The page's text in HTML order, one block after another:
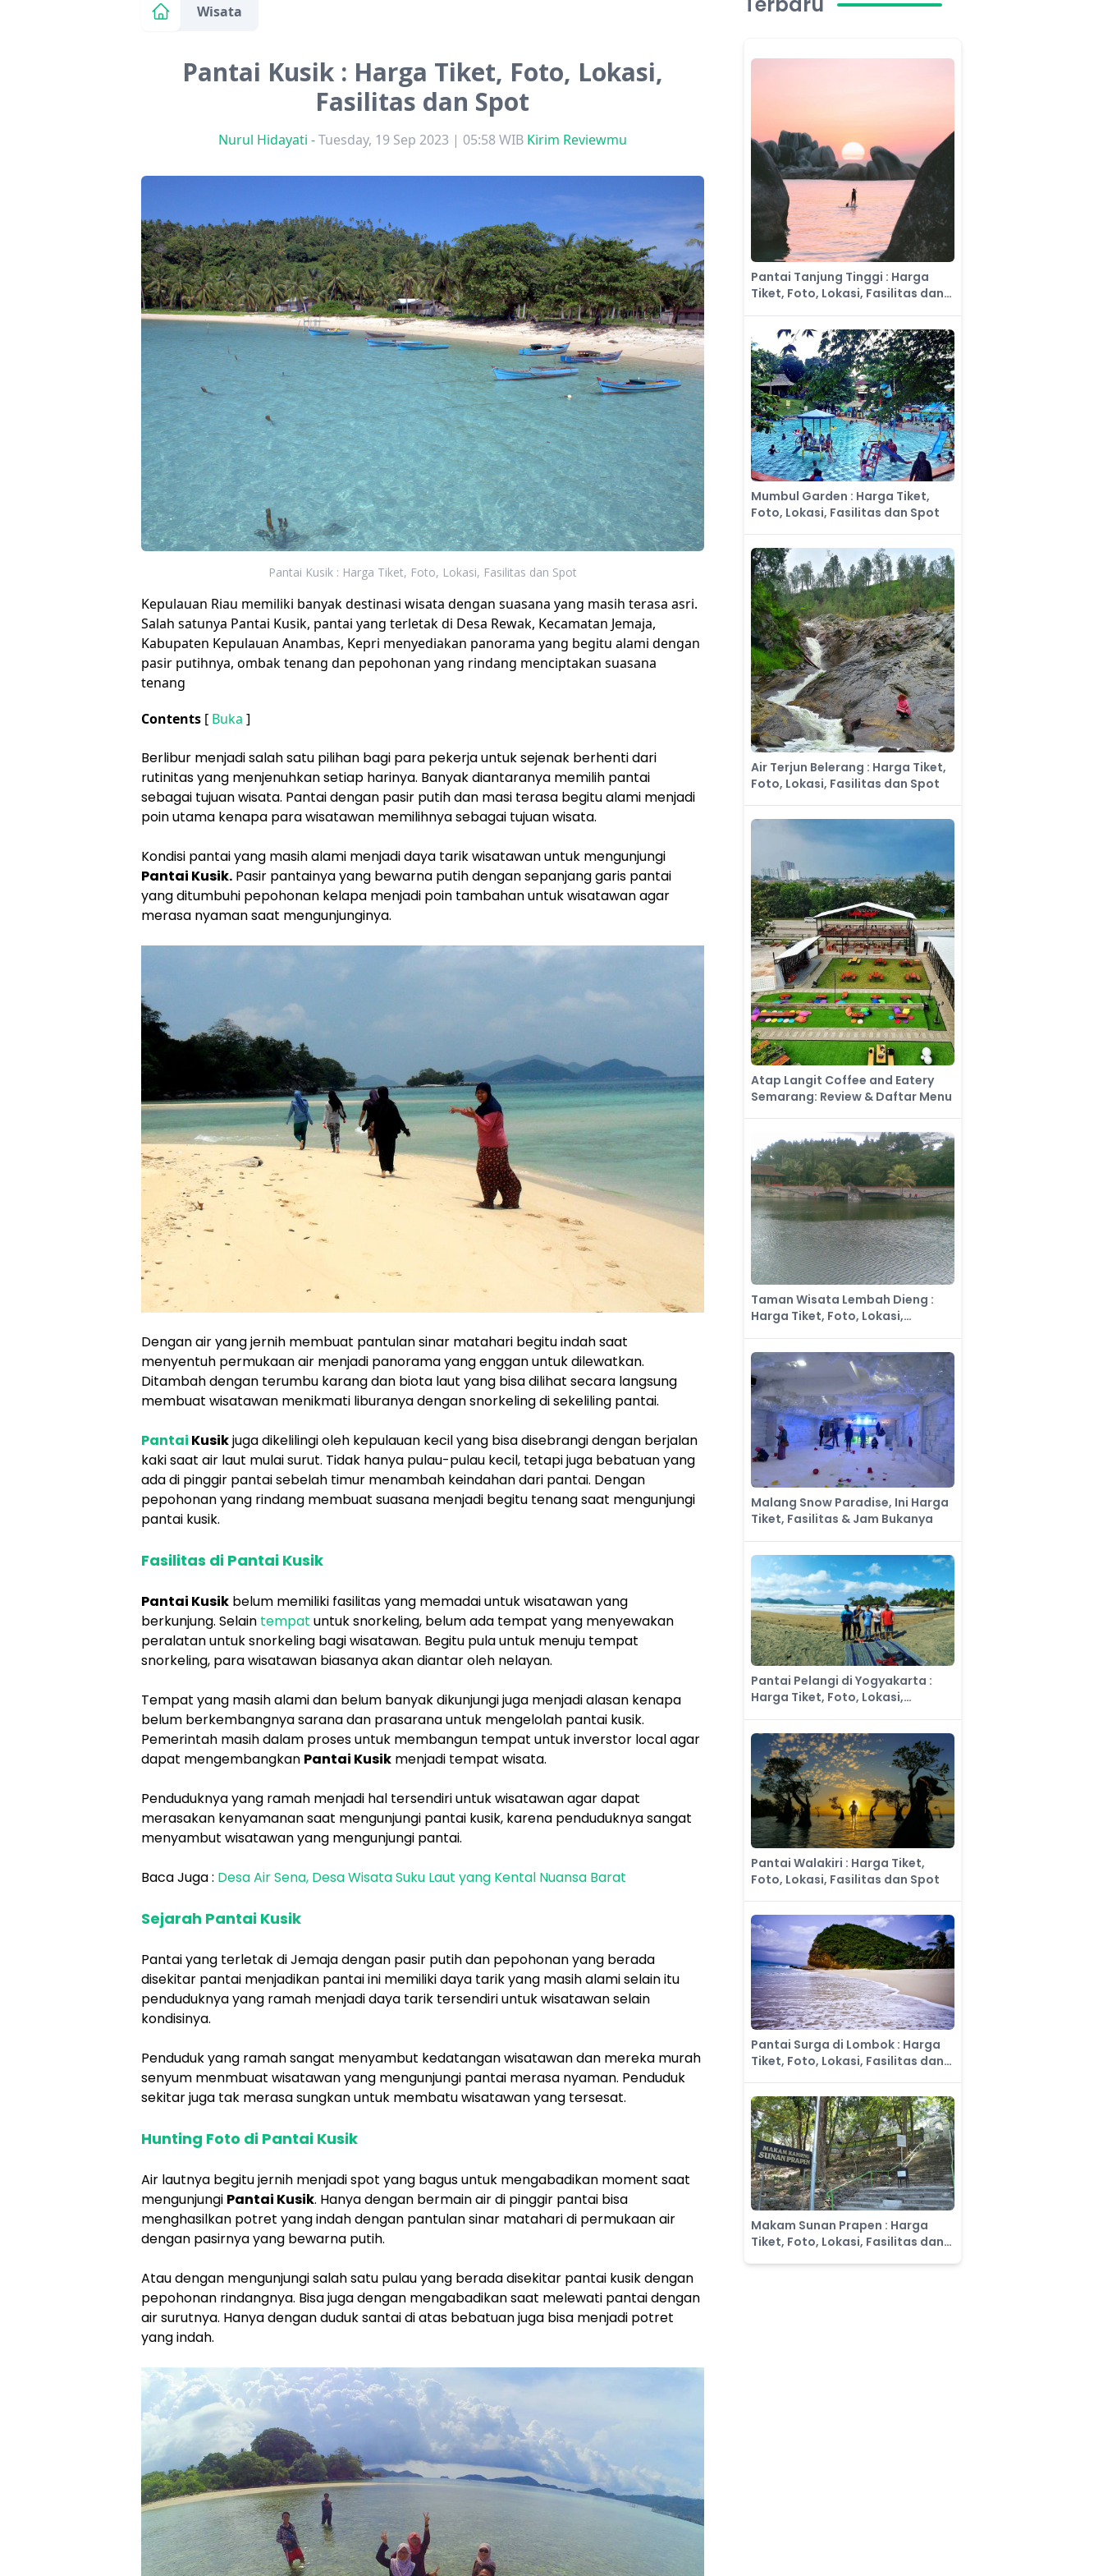
Wisata
Pantai Kusik : Harga Tiket, Foto, Lokasi,
Fasilitas dan Spot
Nurul Hidayati -Tuesday, 19 Sep 2023 | 05:58 WIB Kirim Reviewmu
Pantai Kusik : Harga Tiket, Foto, Lokasi, Fasilitas dan Spot
Kepulauan Riau memiliki banyak destinasi wisata dengan suasana yang masih terasa asri.
Salah satunya Pantai Kusik, pantai yang terletak di Desa Rewak, Kecamatan Jemaja​,
Kabupaten Kepulauan Anambas, Kepri menyediakan panorama yang begitu alami dengan
pasir putihnya, ombak tenang dan pepohonan yang rindang menciptakan suasana
tenang
Contents [ Buka ]
Berlibur menjadi salah satu pilihan bagi para pekerja untuk sejenak berhenti dari
rutinitas yang menjenuhkan setiap harinya. Banyak diantaranya memilih pantai
sebagai tujuan wisata. Pantai dengan pasir putih dan masi terasa begitu alami menjadi
poin utama kenapa para wisatawan memilihnya sebagai tujuan wisata.
Kondisi pantai yang masih alami menjadi daya tarik wisatawan untuk mengunjungi
Pantai Kusik. Pasir pantainya yang bewarna putih dengan sepanjang garis pantai
yang ditumbuhi pepohonan kelapa menjadi poin tambahan untuk wisatawan agar
merasa nyaman saat mengunjunginya.
Dengan air yang jernih membuat pantulan sinar matahari begitu indah saat
menyentuh permukaan air menjadi panorama yang enggan untuk dilewatkan.
Ditambah dengan terumbu karang dan biota laut yang bisa dilihat secara langsung
membuat wisatawan menikmati liburanya dengan snorkeling di sekeliling pantai.
Pantai Kusikjuga dikelilingi oleh kepulauan kecil yang bisa disebrangi dengan berjalan
kaki saat air laut mulai surut. Tidak hanya pulau-pulau kecil, tetapi juga bebatuan yang
ada di pinggir pantai sebelah timur menambah keindahan dari pantai. Dengan
pepohonan yang rindang membuat suasana menjadi begitu tenang saat mengunjungi
pantai kusik.
Fasilitas di Pantai Kusik
Pantai Kusik belum memiliki fasilitas yang memadai untuk wisatawan yang
berkunjung. Selain tempat untuk snorkeling, belum ada tempat yang menyewakan
peralatan untuk snorkeling bagi wisatawan. Begitu pula untuk menuju tempat
snorkeling, para wisatawan biasanya akan diantar oleh nelayan.
Tempat yang masih alami dan belum banyak dikunjungi juga menjadi alasan kenapa
belum berkembangnya sarana dan prasarana untuk mengelolah pantai kusik.
Pemerintah masih dalam proses untuk membangun tempat untuk inverstor local agar
dapat mengembangkan Pantai Kusik menjadi tempat wisata.
Penduduknya yang ramah menjadi hal tersendiri untuk wisatawan agar dapat
merasakan kenyamanan saat mengunjungi pantai kusik, karena penduduknya sangat
menyambut wisatawan yang mengunjungi pantai.
Baca Juga : Desa Air Sena, Desa Wisata Suku Laut yang Kental Nuansa Barat
Sejarah Pantai Kusik
Pantai yang terletak di Jemaja dengan pasir putih dan pepohonan yang berada
disekitar pantai menjadikan pantai ini memiliki daya tarik yang masih alami selain itu
penduduknya yang ramah menjadi daya tarik tersendiri untuk wisatawan selain
kondisinya.
Penduduk yang ramah sangat menyambut kedatangan wisatawan dan mereka murah
senyum menmbuat wisatawan yang mengunjungi pantai merasa nyaman. Penduduk
sekitar juga tak merasa sungkan untuk membatu wisatawan yang tersesat.
Hunting Foto di Pantai Kusik
Air lautnya begitu jernih menjadi spot yang bagus untuk mengabadikan moment saat
mengunjungi Pantai Kusik. Hanya dengan bermain air di pinggir pantai bisa
menghasilkan potret yang indah dengan pantulan sinar matahari di permukaan air
dengan pasirnya yang bewarna putih.
Atau dengan mengunjungi salah satu pulau yang berada disekitar pantai kusik dengan
pepohonan rindangnya. Bisa juga dengan mengabadikan saat melewati pantai dengan
air surutnya. Hanya dengan duduk santai di atas bebatuan juga bisa menjadi potret
yang indah.
Pantai Tanjung Tinggi : Harga
Tiket, Foto, Lokasi, Fasilitas dan
Mumbul Garden : Harga Tiket,
Foto, Lokasi, Fasilitas dan Spot
Air Terjun Belerang : Harga Tiket,
Foto, Lokasi, Fasilitas dan Spot
Atap Langit Coffee and Eatery
Semarang: Review & Daftar Menu
Taman Wisata Lembah Dieng :
Harga Tiket, Foto, Lokasi,
Malang Snow Paradise, Ini Harga
Tiket, Fasilitas & Jam Bukanya
Pantai Pelangi di Yogyakarta :
Harga Tiket, Foto, Lokasi,
Pantai Walakiri : Harga Tiket,
Foto, Lokasi, Fasilitas dan Spot
Pantai Surga di Lombok : Harga
Tiket, Foto, Lokasi, Fasilitas dan
Makam Sunan Prapen : Harga
Tiket, Foto, Lokasi, Fasilitas dan